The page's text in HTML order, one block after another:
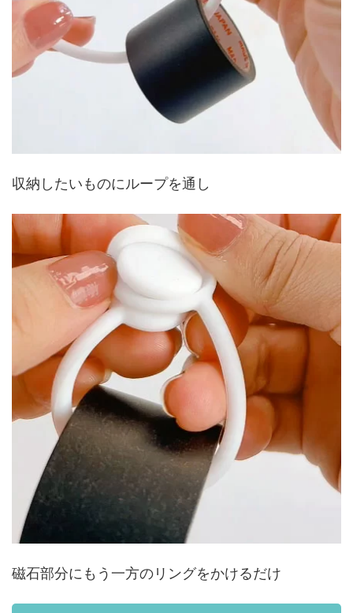
収納したいものにループを通し
磁石部分にもう一方のリングをかけるだけ